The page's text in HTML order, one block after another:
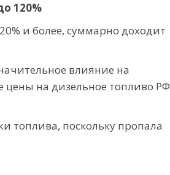
120%
и более, суммарно доходит
влияние на
цены на дизельное топливо РФ
топлива, поскольку пропала